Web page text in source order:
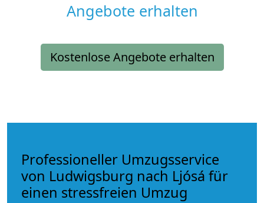
Angebote erhalten
Kostenlose Angebote erhalten
Professioneller Umzugsservice
von Ludwigsburg nach Ljósá für
einen stressfreien Umzug